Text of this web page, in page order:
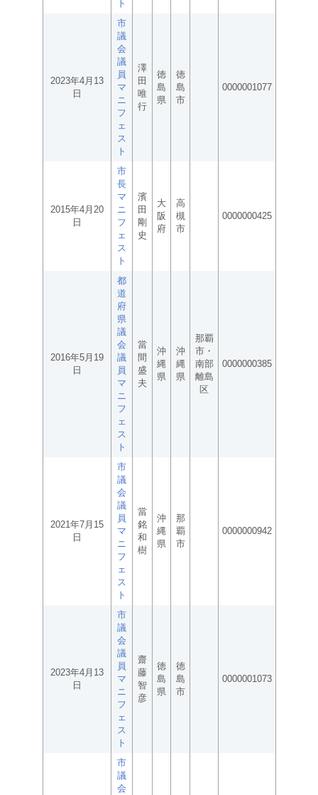
ト
2023年4月13
日
市
議
会
議
員
マ
ニ
フ
ェ
ス
ト
澤
田
唯
行
徳
島
県
徳
島
市
0000001077
2015年4月20
日
市
長
マ
ニ
フ
ェ
ス
ト
濱
田
剛
史
大
阪
府
高
槻
市
0000000425
2016年5月19
日
都
道
府
県
議
会
議
員
マ
ニ
フ
ェ
ス
ト
當
間
盛
夫
沖
縄
県
沖
縄
県
那覇
市・
南部
離島
区
0000000385
2021年7月15
日
市
議
会
議
員
マ
ニ
フ
ェ
ス
ト
當
銘
和
樹
沖
縄
県
那
覇
市
0000000942
2023年4月13
日
市
議
会
議
員
マ
ニ
フ
ェ
ス
ト
齋
藤
智
彦
徳
島
県
徳
島
市
0000001073
市
議
会